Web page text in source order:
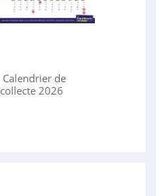
Calendrier de
collecte 2026